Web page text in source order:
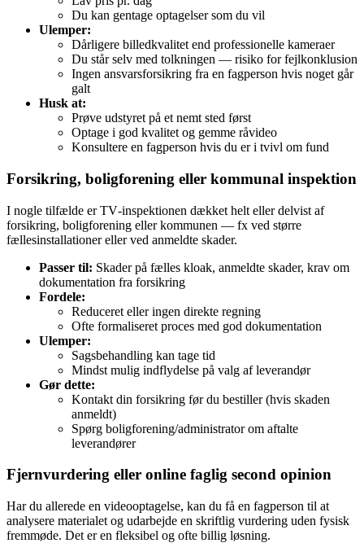
Du kan gentage optagelser som du vil
Ulemper:
Dårligere billedkvalitet end professionelle kameraer
Du står selv med tolkningen — risiko for fejlkonklusion
Ingen ansvarsforsikring fra en fagperson hvis noget går
galt
Husk at:
Prøve udstyret på et nemt sted først
Optage i god kvalitet og gemme råvideo
Konsultere en fagperson hvis du er i tvivl om fund
Forsikring, boligforening eller kommunal inspektion
I nogle tilfælde er TV‑inspektionen dækket helt eller delvist af
forsikring, boligforening eller kommunen — fx ved større
fællesinstallationer eller ved anmeldte skader.
Passer til: Skader på fælles kloak, anmeldte skader, krav om
dokumentation fra forsikring
Fordele:
Reduceret eller ingen direkte regning
Ofte formaliseret proces med god dokumentation
Ulemper:
Sagsbehandling kan tage tid
Mindst mulig indflydelse på valg af leverandør
Gør dette:
Kontakt din forsikring før du bestiller (hvis skaden
anmeldt)
Spørg boligforening/administrator om aftalte
leverandører
Fjernvurdering eller online faglig second opinion
Har du allerede en videooptagelse, kan du få en fagperson til at
analysere materialet og udarbejde en skriftlig vurdering uden fysisk
fremmøde. Det er en fleksibel og ofte billig løsning.